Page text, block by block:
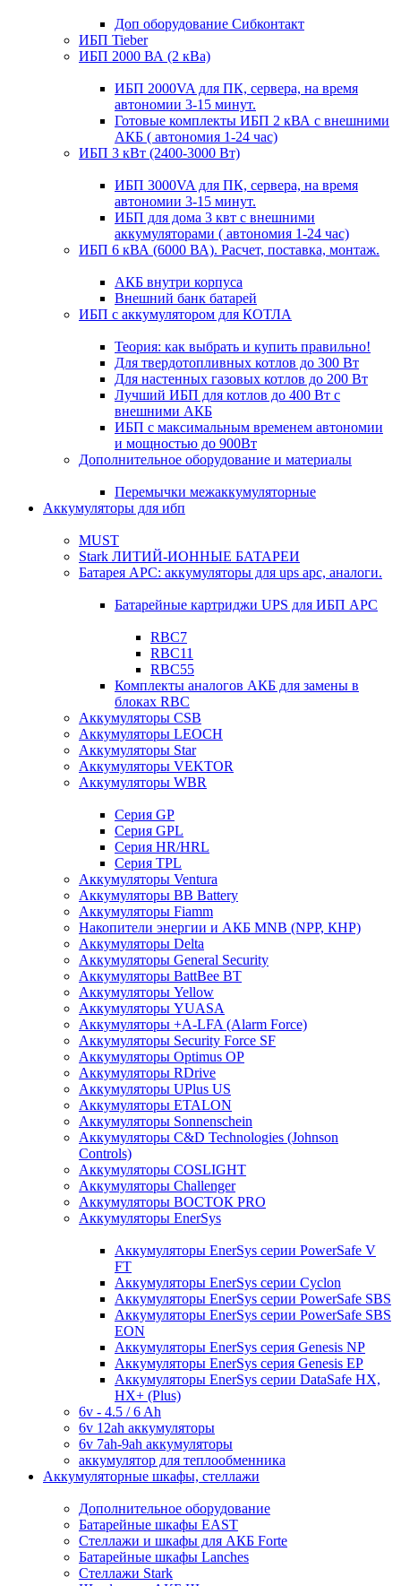
Доп оборудование Сибконтакт
ИБП Tieber
ИБП 2000 ВА (2 кВа)
ИБП 2000VA для ПК, сервера, на время
автономии 3-15 минут.
Готовые комплекты ИБП 2 кВА с внешними
АКБ ( автономия 1-24 час)
ИБП 3 кВт (2400-3000 Вт)
ИБП 3000VA для ПК, сервера, на время
автономии 3-15 минут.
ИБП для дома 3 квт с внешними
аккумуляторами ( автономия 1-24 час)
ИБП 6 кВА (6000 ВА). Расчет, поставка, монтаж.
АКБ внутри корпуса
Внешний банк батарей
ИБП с аккумулятором для КОТЛА
Теория: как выбрать и купить правильно!
Для твердотопливных котлов до 300 Вт
Для настенных газовых котлов до 200 Вт
Лучший ИБП для котлов до 400 Вт с
внешними АКБ
ИБП с максимальным временем автономии
и мощностью до 900Вт
Дополнительное оборудование и материалы
Перемычки межаккумуляторные
Аккумуляторы для ибп
MUST
Stark ЛИТИЙ-ИОННЫЕ БАТАРЕИ
Батарея APC: аккумуляторы для ups apc, аналоги.
Батарейные картриджи UPS для ИБП APC
RBC7
RBC11
RBC55
Комплекты аналогов АКБ для замены в
блоках RBC
Аккумуляторы CSB
Аккумуляторы LEOCH
Аккумуляторы Star
Аккумуляторы VEKTOR
Аккумуляторы WBR
Cерия GP
Серия GPL
Серия HR/HRL
Серия TPL
Аккумуляторы Ventura
Аккумуляторы BB Battery
Аккумуляторы Fiamm
Накопители энергии и АКБ MNB (NPP, КНР)
Аккумуляторы Delta
Аккумуляторы General Security
Аккумуляторы BattBee BT
Аккумуляторы Yellow
Аккумуляторы YUASA
Аккумуляторы +A-LFA (Alarm Force)
Аккумуляторы Security Force SF
Аккумуляторы Optimus OP
Аккумуляторы RDrive
Аккумуляторы UPlus US
Аккумуляторы ETALON
Аккумуляторы Sonnenschein
Аккумуляторы С&D Technologies (Johnson
Controls)
Аккумуляторы COSLIGHT
Аккумуляторы Challenger
Аккумуляторы ВОСТОК PRO
Аккумуляторы EnerSys
Аккумуляторы EnerSys серии PowerSafe V
FT
Аккумуляторы EnerSys серии Cyclon
Аккумуляторы EnerSys серии PowerSafe SBS
Аккумуляторы EnerSys серии PowerSafe SBS
EON
Аккумуляторы EnerSys серия Genesis NP
Аккумуляторы EnerSys серия Genesis EP
Аккумуляторы EnerSys серии DataSafe HX,
HX+ (Plus)
6v - 4.5 / 6 Ah
6v 12ah аккумуляторы
6v 7ah-9ah аккумуляторы
аккумулятор для теплообменника
Аккумуляторные шкафы, стеллажи
Дополнительное оборудование
Батарейные шкафы EAST
Стеллажи и шкафы для АКБ Forte
Батарейные шкафы Lanches
Стеллажи Stark